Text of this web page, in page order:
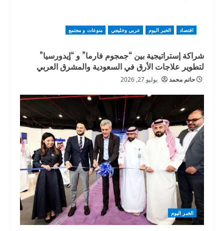
اقتصاد الخبر اليوم عربي وخليجي منوعات و مجتمع
شراكة إستراتيجية بين “جمجوم فارما” و “إيدورسيا”
لتطوير علاجات الأرق في السعودية والمشرق العربي
حاتم محمد يوليو 27, 2026
الخبر اليوم